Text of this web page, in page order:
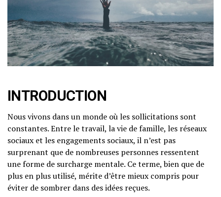
INTRODUCTION
Nous vivons dans un monde où les sollicitations sont
constantes. Entre le travail, la vie de famille, les réseaux
sociaux et les engagements sociaux, il n’est pas
surprenant que de nombreuses personnes ressentent
une forme de surcharge mentale. Ce terme, bien que de
plus en plus utilisé, mérite d’être mieux compris pour
éviter de sombrer dans des idées reçues.